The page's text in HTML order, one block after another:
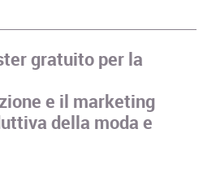
gratuito per la
e il marketing
della moda e